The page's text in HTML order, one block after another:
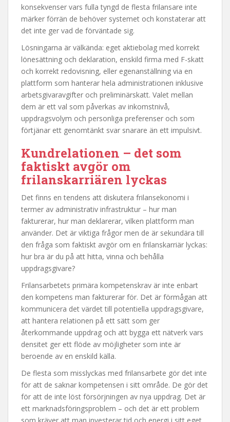
konsekvenser vars fulla tyngd de flesta frilansare inte
märker förrän de behöver systemet och konstaterar att
det inte ger vad de förväntade sig.
Lösningarna är välkända: eget aktiebolag med korrekt
lönesättning och deklaration, enskild firma med F-skatt
och korrekt redovisning, eller egenanställning via en
plattform som hanterar hela administrationen inklusive
arbetsgivaravgifter och preliminärskatt. Valet mellan
dem är ett val som påverkas av inkomstnivå,
uppdragsvolym och personliga preferenser och som
förtjänar ett genomtänkt svar snarare än ett impulsivt.
Kundrelationen – det som
faktiskt avgör om
frilanskarriären lyckas
Det finns en tendens att diskutera frilansekonomi i
termer av administrativ infrastruktur – hur man
fakturerar, hur man deklarerar, vilken plattform man
använder. Det är viktiga frågor men de är sekundära till
den fråga som faktiskt avgör om en frilanskarriär lyckas:
hur bra är du på att hitta, vinna och behålla
uppdragsgivare?
Frilansarbetets primära kompetenskrav är inte enbart
den kompetens man fakturerar för. Det är förmågan att
kommunicera det värdet till potentiella uppdragsgivare,
att hantera relationen på ett sätt som ger
återkommande uppdrag och att bygga ett nätverk vars
densitet ger ett flöde av möjligheter som inte är
beroende av en enskild källa.
De flesta som misslyckas med frilansarbete gör det inte
för att de saknar kompetensen i sitt område. De gör det
för att de inte löst försörjningen av nya uppdrag. Det är
ett marknadsföringsproblem – och det är ett problem